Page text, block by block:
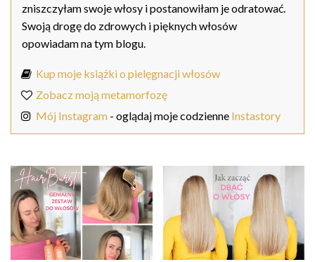
zniszczyłam swoje włosy i postanowiłam je odratować.
Swoją drogę do zdrowych i pięknych włosów
opowiadam na tym blogu.
Kup moje książki o pielęgnacji włosów
Zobacz moją metamorfozę
Mój Instagram - oglądaj moje codzienne Instastory